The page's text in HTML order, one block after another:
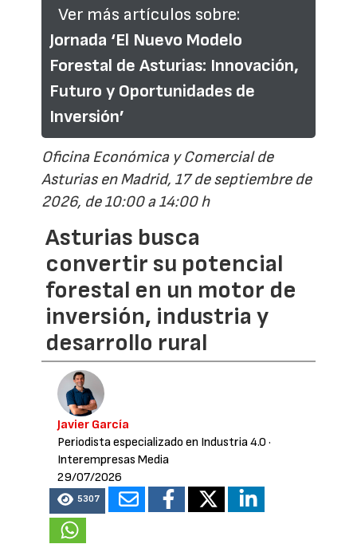
Ver más artículos sobre:
Jornada ‘El Nuevo Modelo
Forestal de Asturias: Innovación,
Futuro y Oportunidades de
Inversión’
Oficina Económica y Comercial de
Asturias en Madrid, 17 de septiembre de
2026, de 10:00 a 14:00 h
Asturias busca
convertir su potencial
forestal en un motor de
inversión, industria y
desarrollo rural
Javier García
Periodista especializado en Industria 4.0 ·
Interempresas Media
29/07/2026
5307